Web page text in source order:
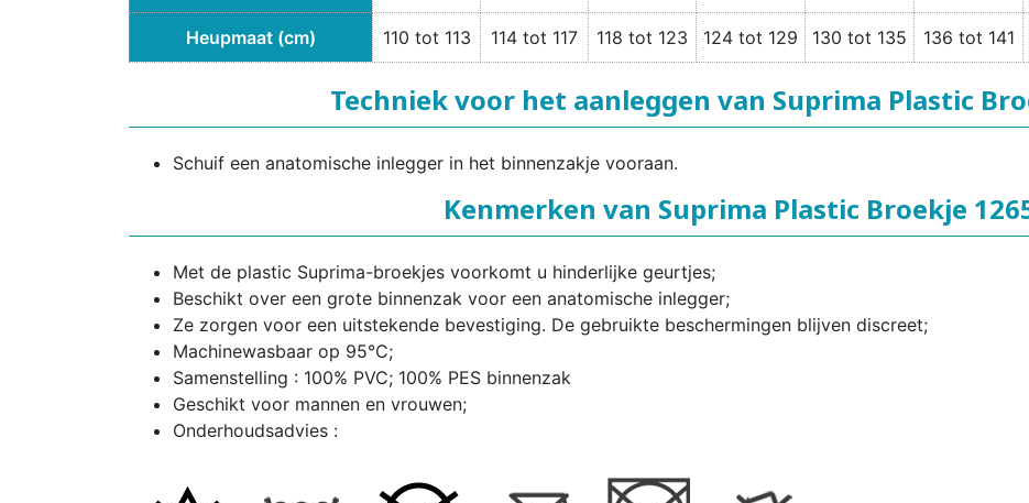
Heupmaat (cm) 110 tot 113 114 tot 117 118 tot 123 124 tot 129 130 tot 135 136 tot 141
Techniek voor het aanleggen van Suprima Plastic
Schuif een anatomische inlegger in het binnenzakje vooraan.
Kenmerken van Suprima Plastic Broekje
Met de plastic Suprima-broekjes voorkomt u hinderlijke geurtjes;
Beschikt over een grote binnenzak voor een anatomische inlegger;
Ze zorgen voor een uitstekende bevestiging. De gebruikte beschermingen blijven discreet;
Machinewasbaar op 95°C;
Samenstelling : 100% PVC; 100% PES binnenzak
Geschikt voor mannen en vrouwen;
Onderhoudsadvies :